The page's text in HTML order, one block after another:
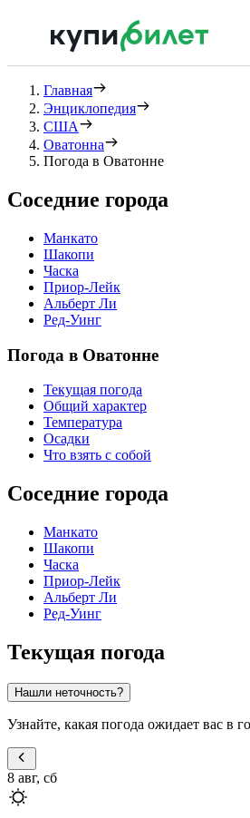
Главная
Энциклопедия
США
Оватонна
Погода в Оватонне
Соседние города
Манкато
Шакопи
Часка
Приор-Лейк
Альберт Ли
Ред-Уинг
Погода в Оватонне
Текущая погода
Общий характер
Температура
Осадки
Что взять с собой
Соседние города
Манкато
Шакопи
Часка
Приор-Лейк
Альберт Ли
Ред-Уинг
Текущая погода
Нашли неточность?
Узнайте, какая погода ожидает вас в
8 авг, сб